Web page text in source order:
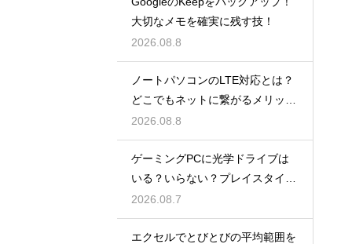
大切なメモを確実に残す技！
2026.08.8
ノートパソコンのLTE対応とは？
どこでもネットに繋がるメリット
解説
2026.08.8
ゲーミングPCに光学ドライブは
いる？いらない？プレイスタイル
で判断
2026.08.7
エクセルでとびとびの平均範囲を